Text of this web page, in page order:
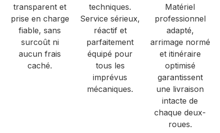
transparent et
prise en charge
fiable, sans
surcoût ni
aucun frais
caché.
techniques.
Service sérieux,
réactif et
parfaitement
équipé pour
tous les
imprévus
mécaniques.
Matériel
professionnel
adapté,
arrimage normé
et itinéraire
optimisé
garantissent
une livraison
intacte de
chaque deux-
roues.